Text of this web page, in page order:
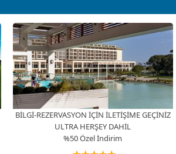
BİLGİ-REZERVASYON İÇİN İLETİŞİME GEÇİNİZ
ULTRA HERŞEY DAHİL
%50 Özel İndirim
RİXOS PREMİUM BELEK